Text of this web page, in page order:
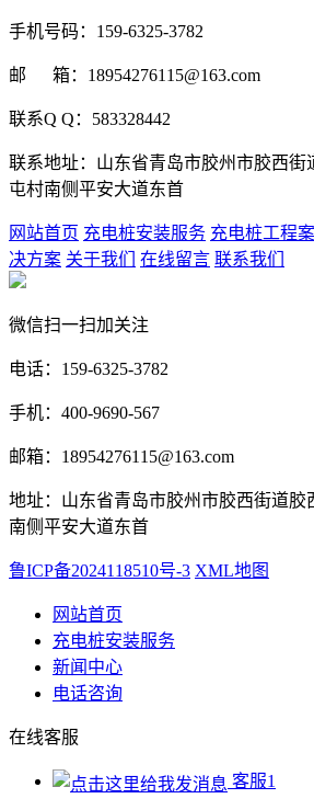
手机号码：159-6325-3782
邮 箱：18954276115@163.com
联系Q Q：583328442
联系地址：山东省青岛市胶州市胶西街
屯村南侧平安大道东首
网站首页 充电桩安装服务 充电桩工程
决方案 关于我们 在线留言 联系我们
微信扫一扫加关注
电话：159-6325-3782
手机：400-9690-567
邮箱：18954276115@163.com
地址：山东省青岛市胶州市胶西街道胶
南侧平安大道东首
鲁ICP备2024118510号-3 XML地图
网站首页
充电桩安装服务
新闻中心
电话咨询
在线客服
客服1